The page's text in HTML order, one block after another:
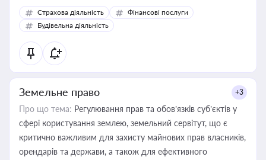
корисне для власника бізнесу, керівника, юриста або
бухгалтера під час оподаткування, приватизації, оренди
державного майна, корпоративних угод і перевірки
статусу суб'єктів оціночної діяльності
Страхова діяльність
Фінансові послуги
Будівельна діяльність
Земельне право +3
Про що тема: Регулювання прав та обов’язків суб’єктів у
сфері користування землею, земельний сервітут, що є
критично важливим для захисту майнових прав власників,
орендарів та держави, а також для ефективного